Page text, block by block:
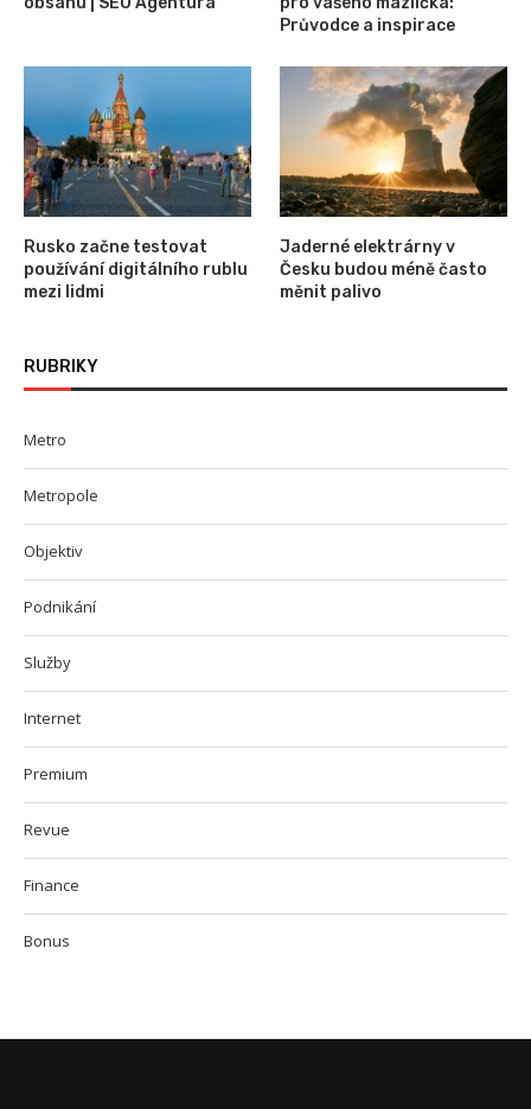
Průvodce a inspirace
Rusko začne testovat
používání digitálního rublu
mezi lidmi
Jaderné elektrárny v
Česku budou méně často
měnit palivo
RUBRIKY
Metro
Metropole
Objektiv
Podnikání
Služby
Internet
Premium
Revue
Finance
Bonus